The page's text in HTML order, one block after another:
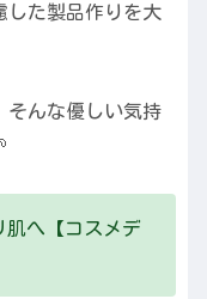
した製品作りを大
そんな優しい気持
肌へ【コスメデ